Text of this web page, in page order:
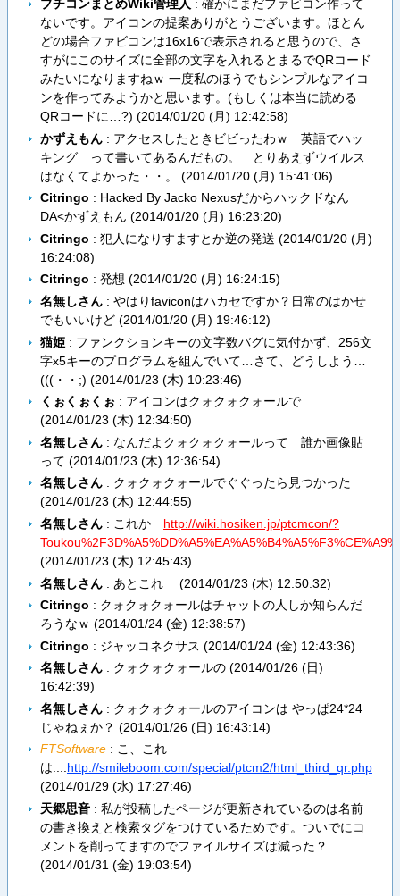
プチコンまとめWiki管理人 : 確かにまだファビコン作って
ないです。アイコンの提案ありがとうございます。ほとん
どの場合ファビコンは16x16で表示されると思うので、さ
すがにこのサイズに全部の文字を入れるとまるでQRコード
みたいになりますねｗ 一度私のほうでもシンプルなアイコ
ンを作ってみようかと思います。(もしくは本当に読める
QRコードに…?) (2014/01/20 (月) 12:42:58)
かずえもん: アクセスしたときビビったわｗ 英語でハッ
キング って書いてあるんだもの。 とりあえずウイルス
はなくてよかった・・。 (2014/01/20 (月) 15:41:06)
Citringo : Hacked By Jacko Nexusだからハックドなん
DA<かずえもん (2014/01/20 (月) 16:23:20)
Citringo : 犯人になりすますとか逆の発送 (2014/01/20 (月)
16:24:08)
Citringo : 発想 (2014/01/20 (月) 16:24:15)
名無しさん: やはりfaviconはハカセですか？日常のはかせ
でもいいけど (2014/01/20 (月) 19:46:12)
猫姫: ファンクションキーの文字数バグに気付かず、256文
字x5キーのプログラムを組んでいて…さて、どうしよう…
(((・・;) (2014/01/23 (木) 10:23:46)
くぉくぉくぉ : アイコンはクォクォクォールで
(2014/01/23 (木) 12:34:50)
名無しさん: なんだよクォクォクォールって 誰か画像貼
って (2014/01/23 (木) 12:36:54)
名無しさん: クォクォクォールでぐぐったら見つかった
(2014/01/23 (木) 12:44:55)
名無しさん: これか http://wiki.hosiken.jp/ptcmcon/?
(2014/01/23 (木) 12:45:43)
名無しさん: あとこれ (2014/01/23 (木) 12:50:32)
Citringo : クォクォクォールはチャットの人しか知らんだ
ろうなｗ (2014/01/24 (金) 12:38:57)
Citringo : ジャッコネクサス (2014/01/24 (金) 12:43:36)
名無しさん: クォクォクォールの (2014/01/26 (日)
16:42:39)
名無しさん: クォクォクォールのアイコンは やっぱ24*24
じゃねぇか？ (2014/01/26 (日) 16:43:14)
FTSoftware : こ、これ
は....http://smileboom.com/special/ptcm2/html_third_qr.php
(2014/01/29 (水) 17:27:46)
天郷思音: 私が投稿したページが更新されているのは名前
の書き換えと検索タグをつけているためです。ついでにコ
メントを削ってますのでファイルサイズは減った？
(2014/01/31 (金) 19:03:54)